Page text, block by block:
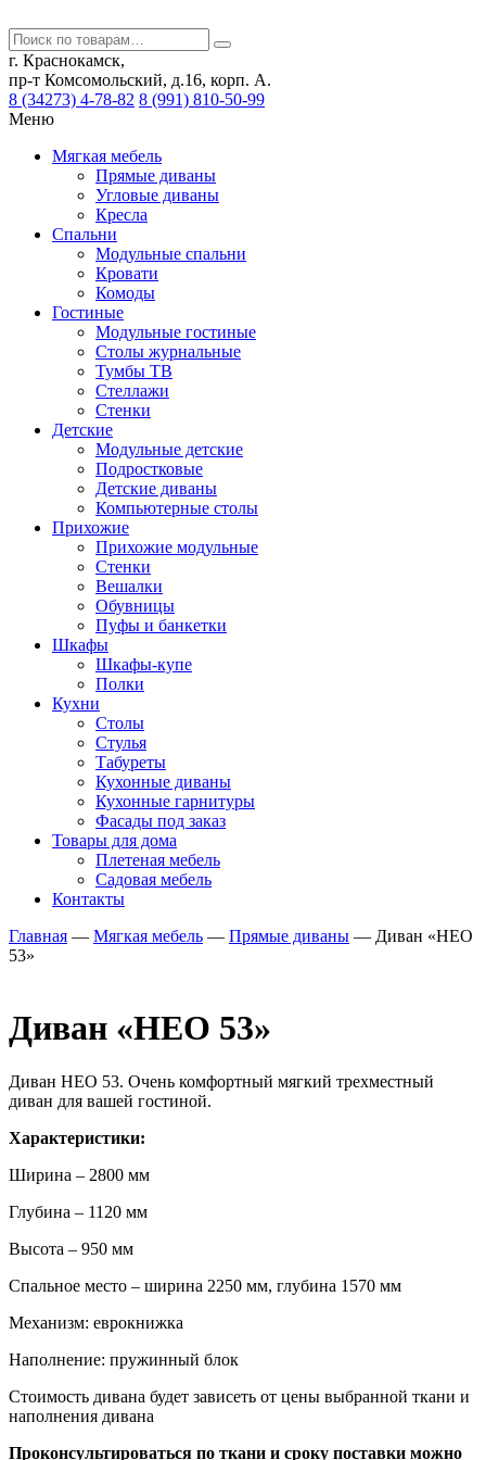
г. Краснокамск,
пр-т Комсомольский, д.16, корп. А.
8 (34273) 4-78-82 8 (991) 810-50-99
Меню
Мягкая мебель
Прямые диваны
Угловые диваны
Кресла
Спальни
Модульные спальни
Кровати
Комоды
Гостиные
Модульные гостиные
Столы журнальные
Тумбы ТВ
Стеллажи
Стенки
Детские
Модульные детские
Подростковые
Детские диваны
Компьютерные столы
Прихожие
Прихожие модульные
Стенки
Вешалки
Обувницы
Пуфы и банкетки
Шкафы
Шкафы-купе
Полки
Кухни
Столы
Стулья
Табуреты
Кухонные диваны
Кухонные гарнитуры
Фасады под заказ
Товары для дома
Плетеная мебель
Садовая мебель
Контакты
Главная — Мягкая мебель — Прямые диваны — Диван «НЕО
53»
Диван «НЕО 53»
Диван НЕО 53. Очень комфортный мягкий трехместный
диван для вашей гостиной.
Характеристики:
Ширина – 2800 мм
Глубина – 1120 мм
Высота – 950 мм
Спальное место – ширина 2250 мм, глубина 1570 мм
Механизм: еврокнижка
Наполнение: пружинный блок
Стоимость дивана будет зависеть от цены выбранной ткани и
наполнения дивана
Проконсультироваться по ткани и сроку поставки можно